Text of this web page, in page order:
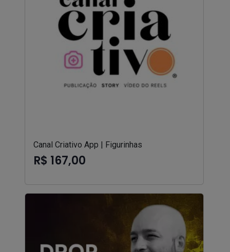
Canal Criativo App | Figurinhas
R$ 167,00